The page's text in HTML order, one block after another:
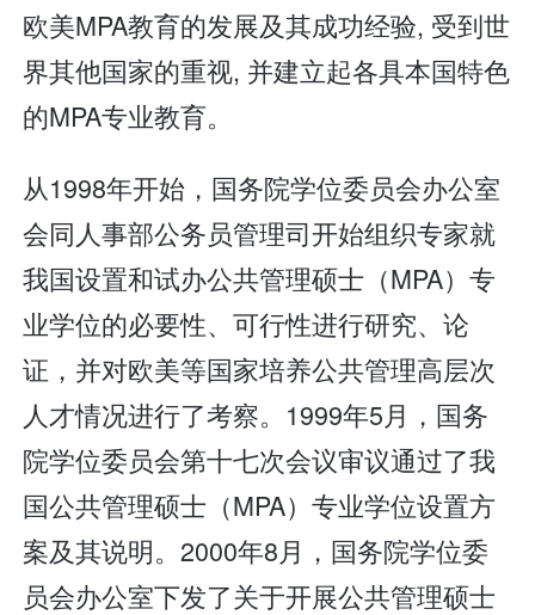
欧美MPA教育的发展及其成功经验, 受到世
界其他国家的重视, 并建立起各具本国特色
的MPA专业教育。
从1998年开始，国务院学位委员会办公室
会同人事部公务员管理司开始组织专家就
我国设置和试办公共管理硕士（MPA）专
业学位的必要性、可行性进行研究、论
证，并对欧美等国家培养公共管理高层次
人才情况进行了考察。1999年5月，国务
院学位委员会第十七次会议审议通过了我
国公共管理硕士（MPA）专业学位设置方
案及其说明。2000年8月，国务院学位委
员会办公室下发了关于开展公共管理硕士